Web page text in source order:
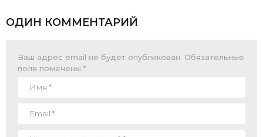
ОДИН КОММЕНТАРИЙ
Ваш адрес email не будет опубликован. Обязательные
поля помечены *